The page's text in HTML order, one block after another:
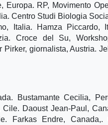
Europa. RP, Movimento
Centro Studi Biologia
Italia. Hamza Piccardo,
Croce del Su,
giornalista, Austria.
Bustamante Cecilia,
Daoust Jean-Paul,
Farkas Endre,